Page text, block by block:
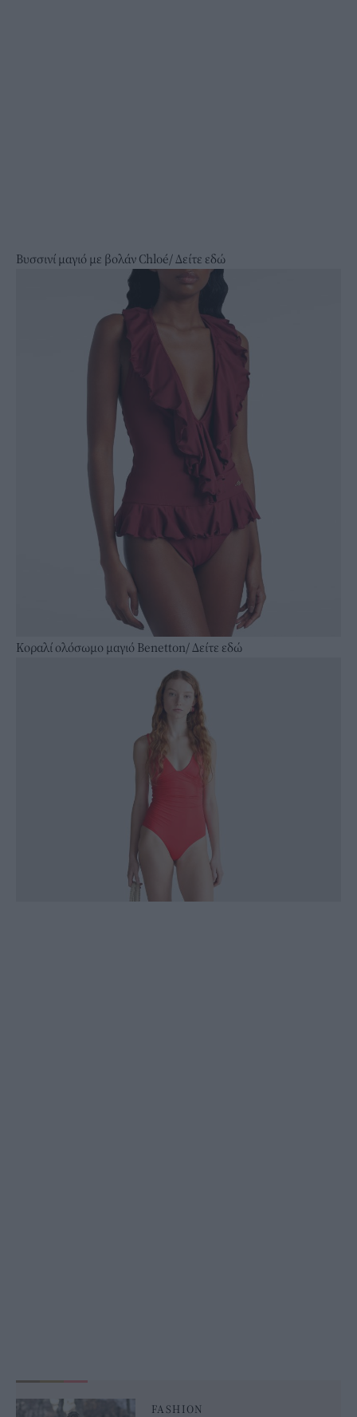
Βυσσινί μαγιό με βολάν Chloé/ Δείτε εδώ
Κοραλί ολόσωμο μαγιό Benetton/ Δείτε εδώ
FASHION